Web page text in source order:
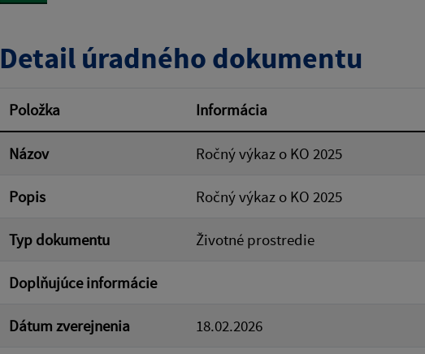
Filtrovať
Detail úradného dokumentu
Položka Informácia
Názov Ročný výkaz o KO 2025
Popis Ročný výkaz o KO 2025
Typ dokumentu Životné prostredie
Doplňujúce informácie
Dátum zverejnenia 18.02.2026